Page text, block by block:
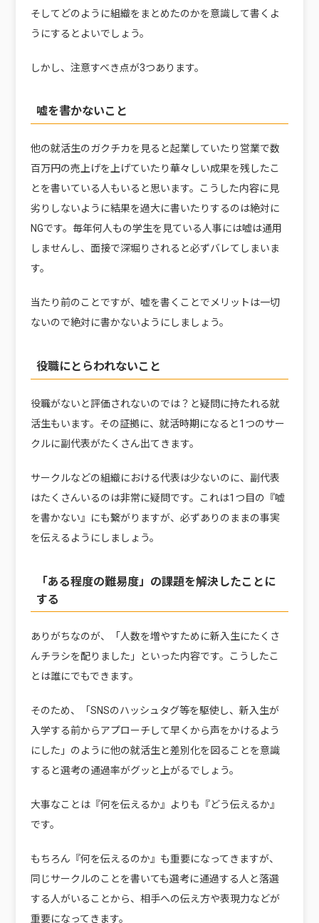
そしてどのように組織をまとめたのかを意識して書くよ
うにするとよいでしょう。
しかし、注意すべき点が3つあります。
嘘を書かないこと
他の就活生のガクチカを見ると起業していたり営業で数
百万円の売上げを上げていたり華々しい成果を残したこ
とを書いている人もいると思います。こうした内容に見
劣りしないように結果を過大に書いたりするのは絶対に
NGです。毎年何人もの学生を見ている人事には嘘は通用
しませんし、面接で深堀りされると必ずバレてしまいま
す。
当たり前のことですが、嘘を書くことでメリットは一切
ないので絶対に書かないようにしましょう。
役職にとらわれないこと
役職がないと評価されないのでは？と疑問に持たれる就
活生もいます。その証拠に、就活時期になると1つのサー
クルに副代表がたくさん出てきます。
サークルなどの組織における代表は少ないのに、副代表
はたくさんいるのは非常に疑問です。これは1つ目の『嘘
を書かない』にも繋がりますが、必ずありのままの事実
を伝えるようにしましょう。
「ある程度の難易度」の課題を解決したことに
する
ありがちなのが、「人数を増やすために新入生にたくさ
んチラシを配りました」といった内容です。こうしたこ
とは誰にでもできます。
そのため、「SNSのハッシュタグ等を駆使し、新入生が
入学する前からアプローチして早くから声をかけるよう
にした」のように他の就活生と差別化を図ることを意識
すると選考の通過率がグッと上がるでしょう。
大事なことは『何を伝えるか』よりも『どう伝えるか』
です。
もちろん『何を伝えるのか』も重要になってきますが、
同じサークルのことを書いても選考に通過する人と落選
する人がいることから、相手への伝え方や表現力などが
重要になってきます。